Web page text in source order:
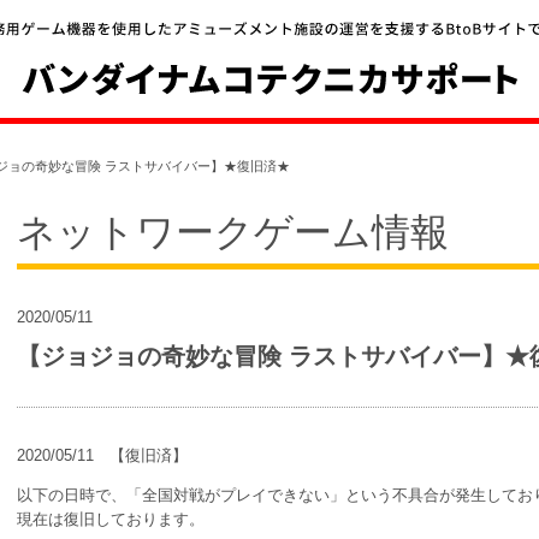
ョの奇妙な冒険 ラストサバイバー】★復旧済★
ネットワークゲーム情報
2020/05/11
【ジョジョの奇妙な冒険 ラストサバイバー】
2020/05/11 【復旧済】
以下の日時で、「全国対戦がプレイできない」という不具合が発生してお
現在は復旧しております。